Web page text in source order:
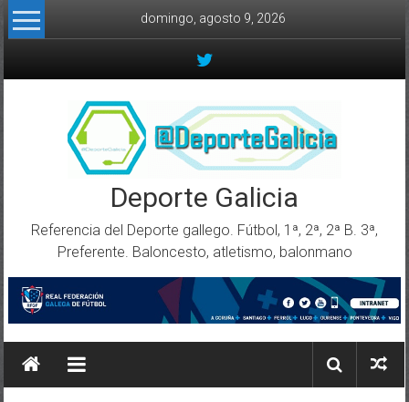
Skip to content
domingo, agosto 9, 2026
Deporte Galicia
Referencia del Deporte gallego. Fútbol, 1ª, 2ª, 2ª B. 3ª,
Preferente. Baloncesto, atletismo, balonmano